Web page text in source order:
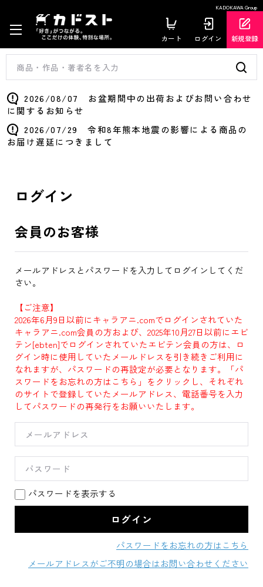
KADOKAWA Group
カート ログイン 新規登録
2026/08/07 お盆期間中の出荷およびお問い合わせ
に関するお知らせ
2026/07/29 令和8年熊本地震の影響による商品の
お届け遅延につきまして
ログイン
会員のお客様
メールアドレスとパスワードを入力してログインしてくだ
さい。
【ご注意】
2026年6月9日以前にキャラアニ.comでログインされていた
キャラアニ.com会員の方および、2025年10月27日以前にエビ
テン[ebten]でログインされていたエビテン会員の方は、ロ
グイン時に使用していたメールドレスを引き続きご利用に
なれますが、パスワードの再設定が必要となります。「パ
スワードをお忘れの方はこちら」をクリックし、それぞれ
のサイトで登録していたメールアドレス、電話番号を入力
してパスワードの再発行をお願いいたします。
パスワードを表示する
パスワードをお忘れの方はこちら
メールアドレスがご不明の場合はお問い合わせください